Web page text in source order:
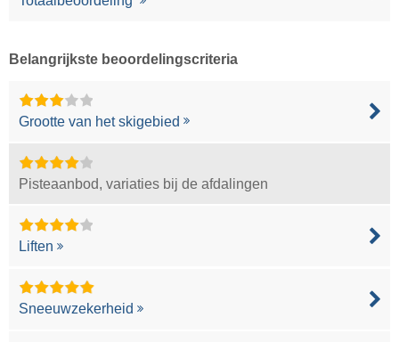
Belangrijkste beoordelingscriteria
Grootte van het skigebied
Pisteaanbod, variaties bij de afdalingen
Liften
Sneeuwzekerheid